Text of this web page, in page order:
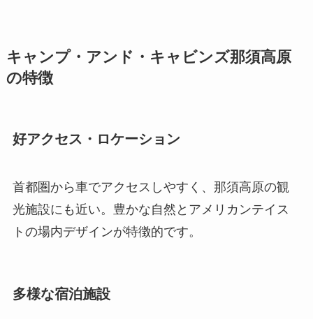
キャンプ・アンド・キャビンズ那須高原
の特徴
好アクセス・ロケーション
首都圏から車でアクセスしやすく、那須高原の観
光施設にも近い。豊かな自然とアメリカンテイス
トの場内デザインが特徴的です。
多様な宿泊施設